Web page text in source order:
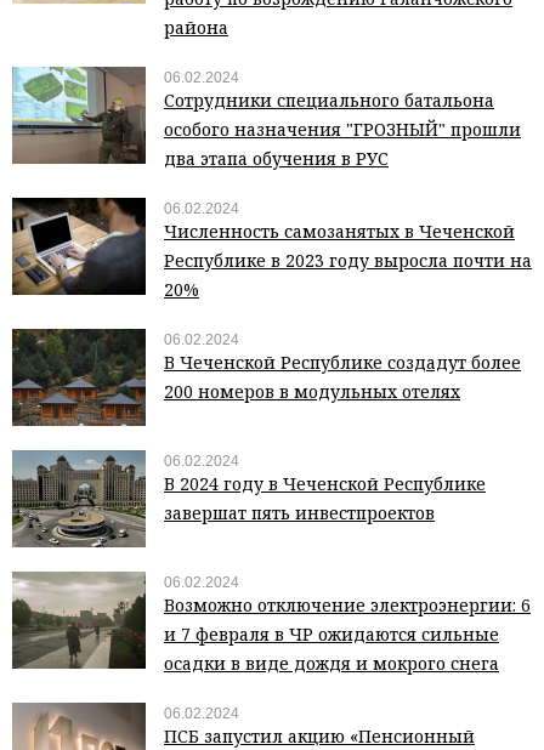
района
06.02.2024
Сотрудники специального батальона
особого назначения "ГРОЗНЫЙ" прошли
два этапа обучения в РУС
06.02.2024
Численность самозанятых в Чеченской
Республике в 2023 году выросла почти на
20%
06.02.2024
В Чеченской Республике создадут более
200 номеров в модульных отелях
06.02.2024
В 2024 году в Чеченской Республике
завершат пять инвестпроектов
06.02.2024
Возможно отключение электроэнергии: 6
и 7 февраля в ЧР ожидаются сильные
осадки в виде дождя и мокрого снега
06.02.2024
ПСБ запустил акцию «Пенсионный